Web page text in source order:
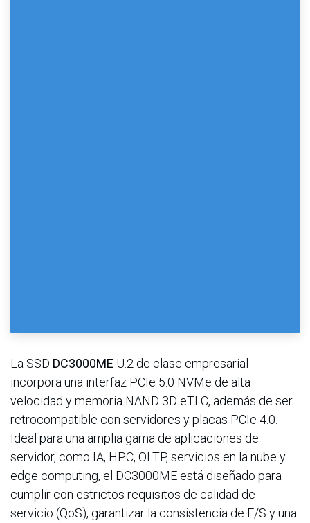
La SSD DC3000ME U.2 de clase empresarial
incorpora una interfaz PCIe 5.0 NVMe de alta
velocidad y memoria NAND 3D eTLC, además de ser
retrocompatible con servidores y placas PCIe 4.0.
Ideal para una amplia gama de aplicaciones de
servidor, como IA, HPC, OLTP, servicios en la nube y
edge computing, el DC3000ME está diseñado para
cumplir con estrictos requisitos de calidad de
servicio (QoS), garantizar la consistencia de E/S y una